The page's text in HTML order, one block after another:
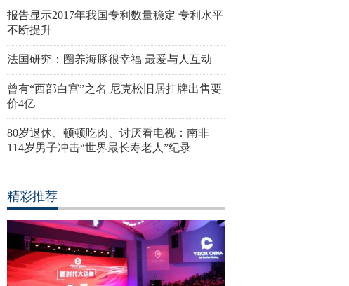
报告显示2017年我国专利数量稳定 专利水平
不断提升
法国研究：圈养海豚很幸福 最爱与人互动
曾有“西部白宫”之名 尼克松旧居挂牌出售要
价4亿
80岁退休、顿顿吃肉、讨厌看电视：南非
114岁男子冲击“世界最长寿老人”纪录
精彩推荐